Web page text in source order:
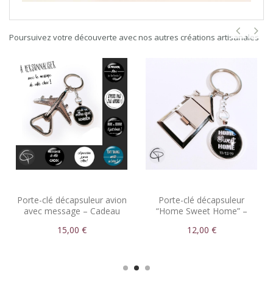
Poursuivez votre découverte avec nos autres créations artisanales
Porte-clé décapsuleur avion
avec message – Cadeau
15,00 €
Porte-clé décapsuleur
“Home Sweet Home” –
12,00 €